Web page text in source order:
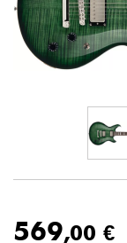
Grabación
Auriculares
Micros
569,00 €